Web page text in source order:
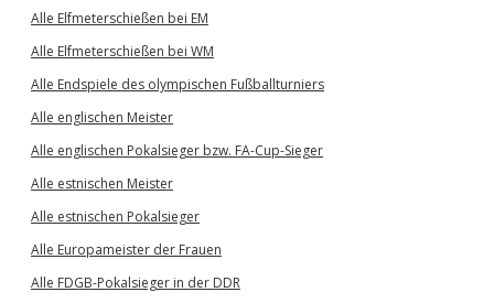
Alle Elfmeterschießen bei EM
Alle Elfmeterschießen bei WM
Alle Endspiele des olympischen Fußballturniers
Alle englischen Meister
Alle englischen Pokalsieger bzw. FA-Cup-Sieger
Alle estnischen Meister
Alle estnischen Pokalsieger
Alle Europameister der Frauen
Alle FDGB-Pokalsieger in der DDR